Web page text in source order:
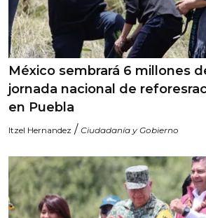
México sembrará 6 millones
jornada nacional de
en Puebla
Itzel Hernandez / Ciudadanía y Gobierno